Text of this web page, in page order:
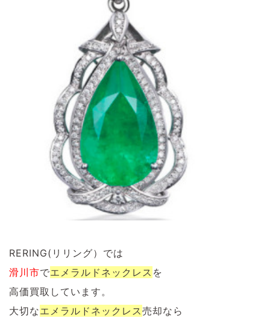
RERING(リリング）では
滑川市でエメラルド ネックレス を
高価買取しています。
大切なエメラルドネックレス売却なら